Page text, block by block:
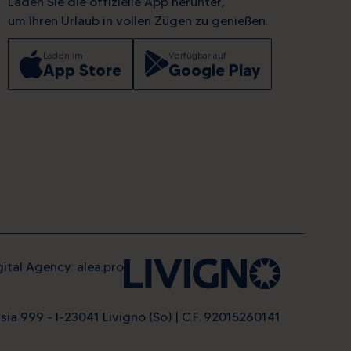
um Ihren Urlaub in vollen Zügen zu genießen.
Laden im
App Store
Verfügbar auf
Google Play
Agency: alea.pro
999 - I-23041 Livigno (So) | C.F. 92015260141